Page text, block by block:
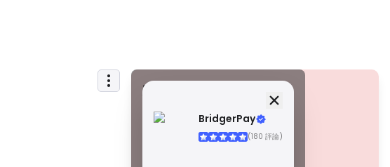
BridgerPay
(180 評論)
安全資訊
由全球知名監管機構頒發，這些許可證透過嚴格的合規性、